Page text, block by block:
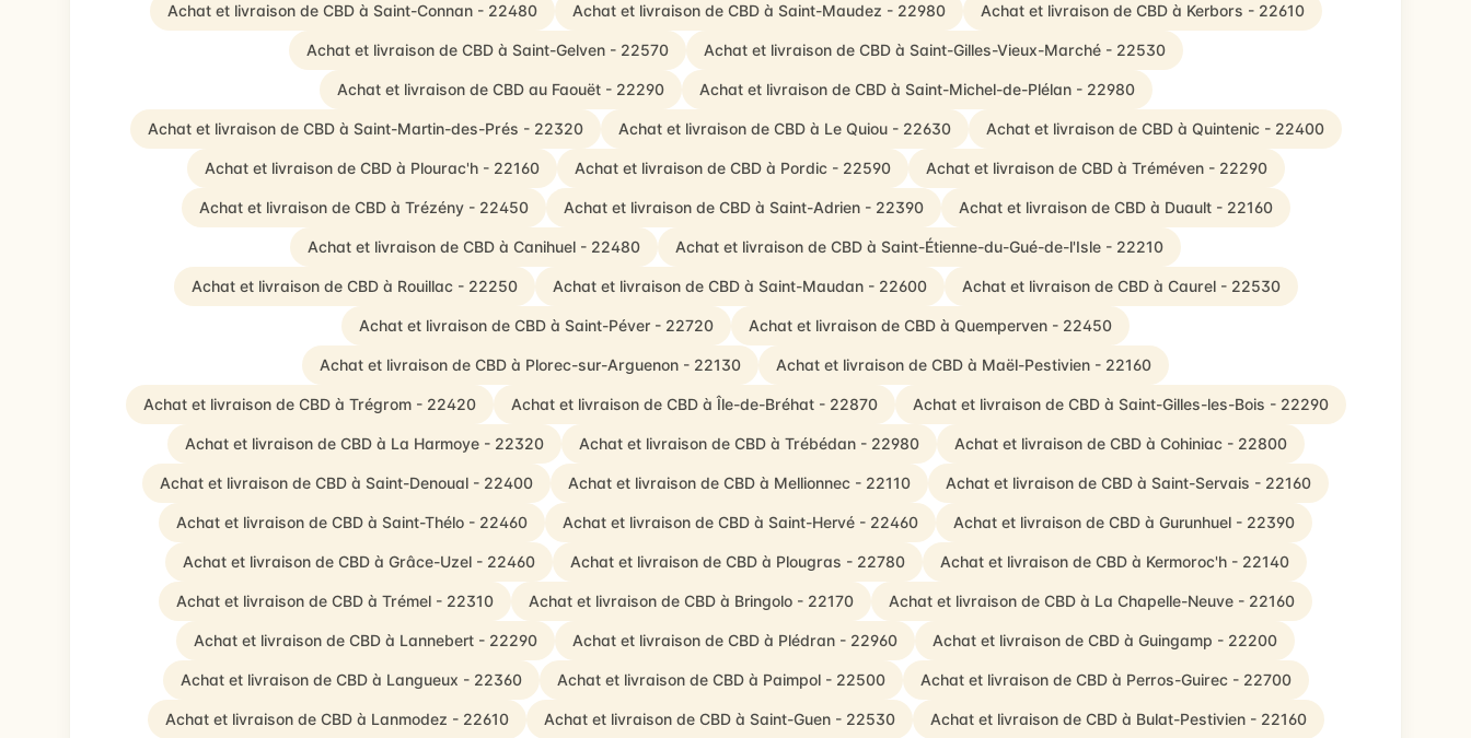
Achat et livraison de CBD à Saint-Connan - 22480 Achat et livraison de CBD à Saint-Maudez - 22980 Achat et livraison de CBD à Kerbors - 22610
Achat et livraison de CBD à Saint-Gelven - 22570 Achat et livraison de CBD à Saint-Gilles-Vieux-Marché - 22530
Achat et livraison de CBD au Faouët - 22290 Achat et livraison de CBD à Saint-Michel-de-Plélan - 22980
Achat et livraison de CBD à Saint-Martin-des-Prés - 22320 Achat et livraison de CBD à Le Quiou - 22630 Achat et livraison de CBD à Quintenic - 22400
Achat et livraison de CBD à Plourac'h - 22160 Achat et livraison de CBD à Pordic - 22590 Achat et livraison de CBD à Tréméven - 22290
Achat et livraison de CBD à Trézény - 22450 Achat et livraison de CBD à Saint-Adrien - 22390 Achat et livraison de CBD à Duault - 22160
Achat et livraison de CBD à Canihuel - 22480 Achat et livraison de CBD à Saint-Étienne-du-Gué-de-l'Isle - 22210
Achat et livraison de CBD à Rouillac - 22250 Achat et livraison de CBD à Saint-Maudan - 22600 Achat et livraison de CBD à Caurel - 22530
Achat et livraison de CBD à Saint-Péver - 22720 Achat et livraison de CBD à Quemperven - 22450
Achat et livraison de CBD à Plorec-sur-Arguenon - 22130 Achat et livraison de CBD à Maël-Pestivien - 22160
Achat et livraison de CBD à Trégrom - 22420 Achat et livraison de CBD à Île-de-Bréhat - 22870 Achat et livraison de CBD à Saint-Gilles-les-Bois - 22290
Achat et livraison de CBD à La Harmoye - 22320 Achat et livraison de CBD à Trébédan - 22980 Achat et livraison de CBD à Cohiniac - 22800
Achat et livraison de CBD à Saint-Denoual - 22400 Achat et livraison de CBD à Mellionnec - 22110 Achat et livraison de CBD à Saint-Servais - 22160
Achat et livraison de CBD à Saint-Thélo - 22460 Achat et livraison de CBD à Saint-Hervé - 22460 Achat et livraison de CBD à Gurunhuel - 22390
Achat et livraison de CBD à Grâce-Uzel - 22460 Achat et livraison de CBD à Plougras - 22780 Achat et livraison de CBD à Kermoroc'h - 22140
Achat et livraison de CBD à Trémel - 22310 Achat et livraison de CBD à Bringolo - 22170 Achat et livraison de CBD à La Chapelle-Neuve - 22160
Achat et livraison de CBD à Lannebert - 22290 Achat et livraison de CBD à Plédran - 22960 Achat et livraison de CBD à Guingamp - 22200
Achat et livraison de CBD à Langueux - 22360 Achat et livraison de CBD à Paimpol - 22500 Achat et livraison de CBD à Perros-Guirec - 22700
Achat et livraison de CBD à Lanmodez - 22610 Achat et livraison de CBD à Saint-Guen - 22530 Achat et livraison de CBD à Bulat-Pestivien - 22160